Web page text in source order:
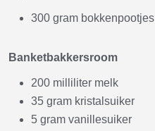
300 gram bokkenpootjes
Banketbakkersroom
200 milliliter melk
35 gram kristalsuiker
5 gram vanillesuiker